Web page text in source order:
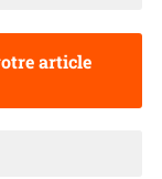
article